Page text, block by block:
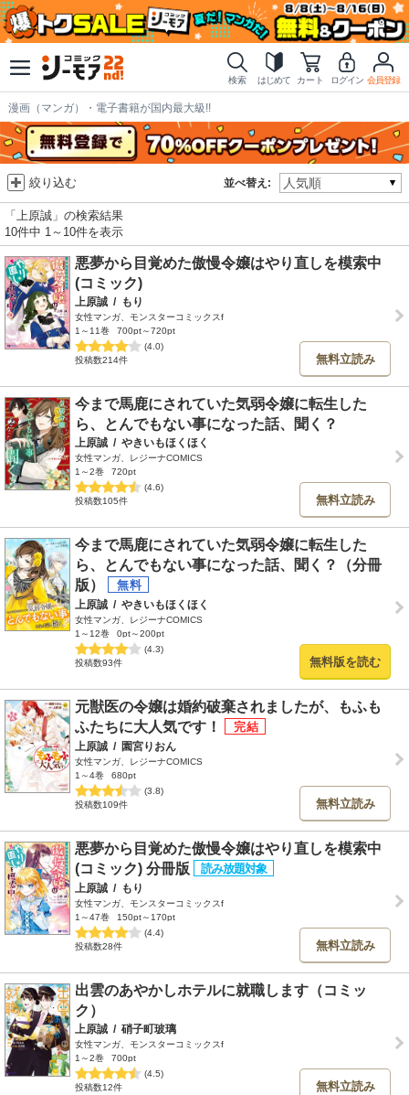
検索 はじめて カート ログイン 会員登録
漫画（マンガ）・電子書籍が国内最大級!!
並べ替え:
絞り込む
「上原誠」の検索結果
10件中 1～10件を表示
悪夢から目覚めた傲慢令嬢はやり直しを模索中
(コミック)
上原誠 / もり
女性マンガ、モンスターコミックスf
1～11巻
700pt～720pt
(4.0)
投稿数214件
無料立読み
今まで馬鹿にされていた気弱令嬢に転生した
ら、とんでもない事になった話、聞く？
上原誠 / やきいもほくほく
女性マンガ、レジーナCOMICS
1～2巻
720pt
(4.6)
投稿数105件
無料立読み
今まで馬鹿にされていた気弱令嬢に転生した
ら、とんでもない事になった話、聞く？（分冊
版）
上原誠 / やきいもほくほく
女性マンガ、レジーナCOMICS
1～12巻
0pt～200pt
(4.3)
投稿数93件
無料版を読む
元獣医の令嬢は婚約破棄されましたが、もふも
ふたちに大人気です！
上原誠 / 園宮りおん
女性マンガ、レジーナCOMICS
1～4巻
680pt
(3.8)
投稿数109件
無料立読み
悪夢から目覚めた傲慢令嬢はやり直しを模索中
(コミック) 分冊版
上原誠 / もり
女性マンガ、モンスターコミックスf
1～47巻
150pt～170pt
(4.4)
投稿数28件
無料立読み
出雲のあやかしホテルに就職します（コミッ
ク）
上原誠 / 硝子町玻璃
女性マンガ、モンスターコミックスf
1～2巻
700pt
(4.5)
投稿数12件
無料立読み